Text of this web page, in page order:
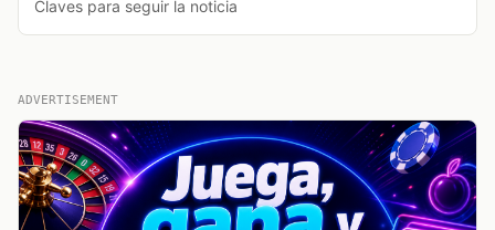
Claves para seguir la noticia
ADVERTISEMENT